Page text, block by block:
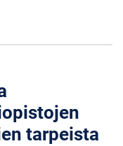
tarpeista